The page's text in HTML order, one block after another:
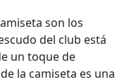
son los
del club está
un toque de
la camiseta es una